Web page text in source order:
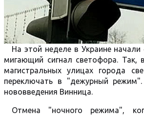
На этой неделе в Украине
мигающий сигнал светофора. Так,
магистральных улицах города
переключать в "дежурный
нововведения Винница.
Отмена "ночного режима",